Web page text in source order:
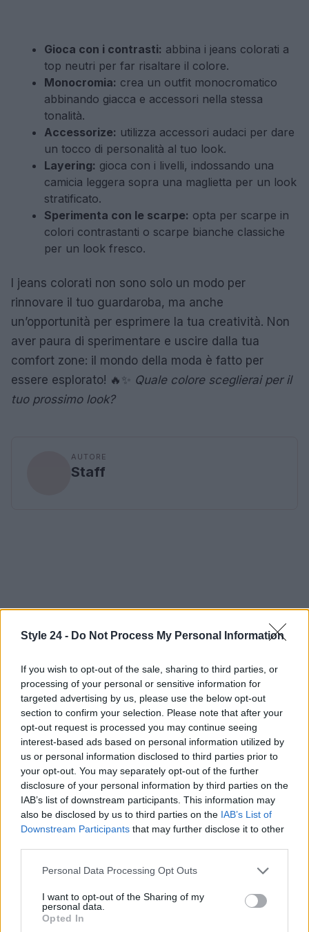
Style 24 - Do Not Process My Personal Information
If you wish to opt-out of the sale, sharing to third parties, or
processing of your personal or sensitive information for
targeted advertising by us, please use the below opt-out
section to confirm your selection. Please note that after your
opt-out request is processed you may continue seeing
interest-based ads based on personal information utilized by
us or personal information disclosed to third parties prior to
your opt-out. You may separately opt-out of the further
disclosure of your personal information by third parties on the
IAB’s list of downstream participants. This information may
also be disclosed by us to third parties on the IAB’s List of
Downstream Participants that may further disclose it to other
Please note that this website/app uses one or more Google
not limited to your visit or usage behaviour. You may click to
grant or deny consent to Google and its third-party tags to
use your data for below specified purposes in below Google
Personal Data Processing Opt Outs
I want to opt-out of the Sharing of my
personal data.
Opted In
Gioca con i contrasti: abbina i jeans colorati a
top neutri per far risaltare il colore.
Monocromia: crea un outfit monocromatico
abbinando giacca e accessori nella stessa
tonalità.
Accessorize: utilizza accessori audaci per dare
un tocco di personalità al tuo look.
Layering: gioca con i livelli, indossando una
camicia leggera sopra una maglietta per un look
stratificato.
Sperimenta con le scarpe: opta per scarpe in
colori contrastanti o scarpe bianche classiche
per un look fresco.
I jeans colorati non sono solo un modo per
rinnovare il tuo guardaroba, ma anche
un’opportunità per esprimere la tua creatività. Non
aver paura di sperimentare e uscire dalla tua
comfort zone: il mondo della moda è fatto per
essere esplorato! 🔥✨ Quale colore sceglierai per il
tuo prossimo look?
AUTORE
Staff
Continua a leggere
LIFESTYLE